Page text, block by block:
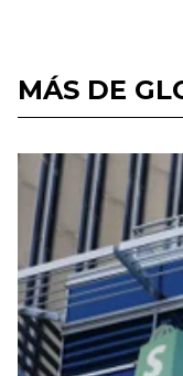
MÁS DE